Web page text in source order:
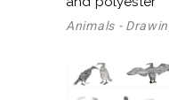
Animals -